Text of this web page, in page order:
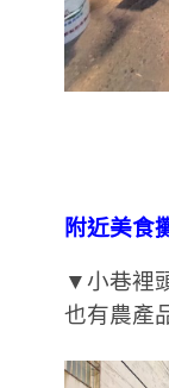
附近美食
▼小巷裡
也有農產